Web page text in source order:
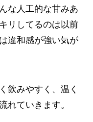
な人工的な甘みあ
リしてるのは以前
違和感が強い気が
飲みやすく、温く
れていきます。